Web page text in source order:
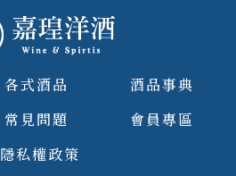
各式酒品
酒品事典
常見問題
會員專區
隱私權政策